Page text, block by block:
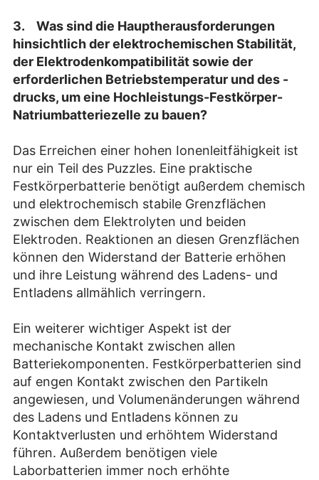
3. Was sind die Hauptherausforderungen
hinsichtlich der elektrochemischen Stabilität,
der Elektrodenkompatibilität sowie der
erforderlichen Betriebstemperatur und des -
drucks, um eine Hochleistungs-Festkörper-
Natriumbatteriezelle zu bauen?
Das Erreichen einer hohen Ionenleitfähigkeit ist
nur ein Teil des Puzzles. Eine praktische
Festkörperbatterie benötigt außerdem chemisch
und elektrochemisch stabile Grenzflächen
zwischen dem Elektrolyten und beiden
Elektroden. Reaktionen an diesen Grenzflächen
können den Widerstand der Batterie erhöhen
und ihre Leistung während des Ladens- und
Entladens allmählich verringern.
Ein weiterer wichtiger Aspekt ist der
mechanische Kontakt zwischen allen
Batteriekomponenten. Festkörperbatterien sind
auf engen Kontakt zwischen den Partikeln
angewiesen, und Volumenänderungen während
des Ladens und Entladens können zu
Kontaktverlusten und erhöhtem Widerstand
führen. Außerdem benötigen viele
Laborbatterien immer noch erhöhte